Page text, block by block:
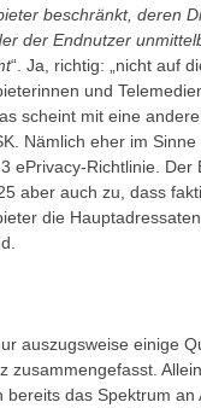
beschränkt, deren
der Endnutzer
“. Ja, richtig: „nicht auf
und
scheint mit eine andere
Nämlich eher im
ePrivacy-Richtlinie. Der
aber auch zu, dass
die
auszugsweise einige
zusammengefasst.
bereits das Spektrum an